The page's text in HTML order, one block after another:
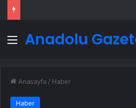
Menü
Anadolu
Anasayfa / Haber
Haber